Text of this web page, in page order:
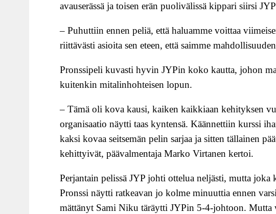
avauserässä ja toisen erän puolivälissä kippari siirsi
– Puhuttiin ennen peliä, että haluamme voittaa
riittävästi asioita sen eteen, että saimme
Pronssipeli kuvasti hyvin JYPin koko kautta, johon
kuitenkin mitalinhohteisen lopun.
– Tämä oli kova kausi, kaiken kaikkiaan kehityksen
organisaatio näytti taas kyntensä. Käännettiin kurssi
kaksi kovaa seitsemän pelin sarjaa ja sitten tällainen
kehittyivät, päävalmentaja Marko Virtanen kertoi.
Perjantain pelissä JYP johti ottelua neljästi, mutta
Pronssi näytti ratkeavan jo kolme minuuttia ennen
mättänyt Sami Niku täräytti JYPin 5-4-johtoon.